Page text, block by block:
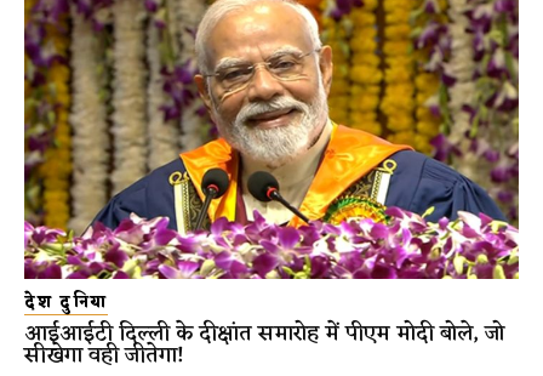
देश दुनिया
आईआईटी दिल्ली के दीक्षांत समारोह में पीएम मोदी बोले, जो
सीखेगा वही जीतेगा!